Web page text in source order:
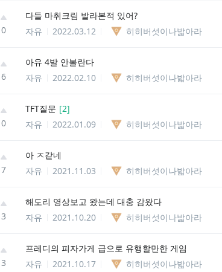
0
다들 마취크림 발라본적 있어?
자유
2022.03.12 히히버섯이나밟아라
6
아유 4발 안볼란다
자유
2022.02.10 히히버섯이나밟아라
0
TFT질문 [2]
자유
2022.01.09 히히버섯이나밟아라
7
아 ㅈ같네
자유
2021.11.03 히히버섯이나밟아라
3
해도리 영상보고 왔는데 대충 감왔다
자유
2021.10.20 히히버섯이나밟아라
3
프레디의 피자가게 급으로 유행할만한 게임
자유
2021.10.17 히히버섯이나밟아라